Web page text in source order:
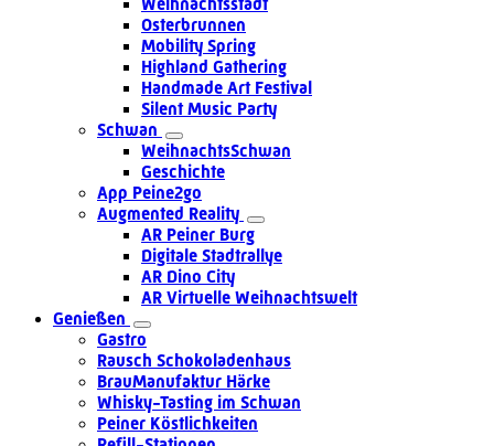
Osterbrunnen
Mobility Spring
Highland Gathering
Handmade Art Festival
Silent Music Party
Schwan
WeihnachtsSchwan
Geschichte
App Peine2go
Augmented Reality
AR Peiner Burg
Digitale Stadtrallye
AR Dino City
AR Virtuelle Weihnachtswelt
Genießen
Gastro
Rausch Schokoladenhaus
BrauManufaktur Härke
Whisky-Tasting im Schwan
Peiner Köstlichkeiten